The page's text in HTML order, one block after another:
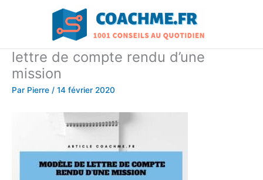
lettre de compte rendu d’une
mission
Par Pierre / 14 février 2020